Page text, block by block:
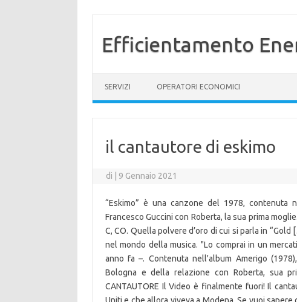
Efficientamento
SERVIZI OPERATORI ECONOMICI
il cantautore di eskimo
di 9 Gennaio 2021
“Eskimo” è una canzone del 1978, contenuta
Francesco Guccini con Roberta, la sua prima
C, CO. Quella polvere d’oro di cui si parla in
nel mondo della musica. "Lo comprai in un
anno fa –. Contenuta nell'album Amerigo
Bologna e della relazione con Roberta, sua
CANTAUTORE Il Video è finalmente fuori! Il